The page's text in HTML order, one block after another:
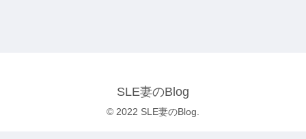
SLE妻のBlog
© 2022 SLE妻のBlog.